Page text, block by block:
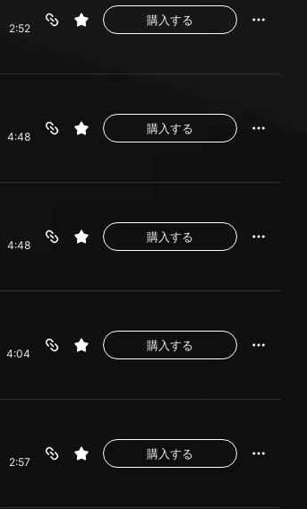
2:52
購入する
4:48
購入する
4:48
購入する
4:04
購入する
2:57
購入する